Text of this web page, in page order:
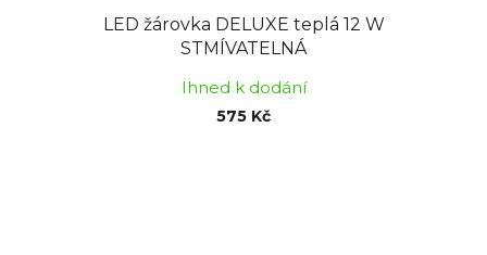
LED žárovka DELUXE teplá 12 W
STMÍVATELNÁ
Ihned k dodání
575 Kč